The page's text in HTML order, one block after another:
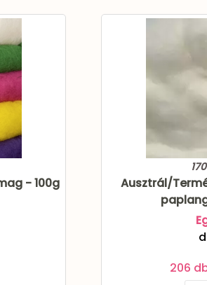
- 100g
Ausztrál/
206